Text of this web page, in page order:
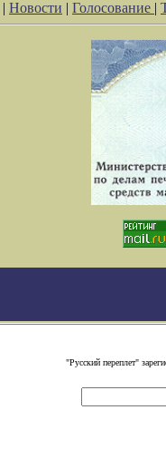
| Новости | Голосование |
"Русский переплет"